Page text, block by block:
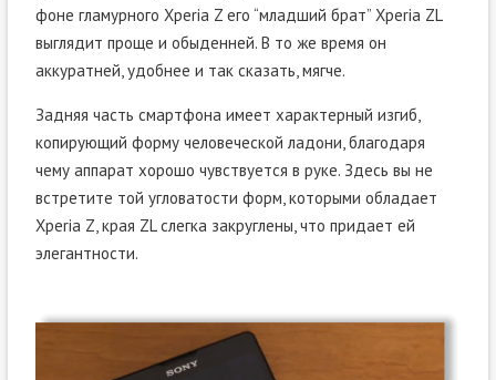
фоне гламурного Xperia Z его “младший брат” Xperia ZL
выглядит проще и обыденней. В то же время он
аккуратней, удобнее и так сказать, мягче.
Задняя часть смартфона имеет характерный изгиб,
копирующий форму человеческой ладони, благодаря
чему аппарат хорошо чувствуется в руке. Здесь вы не
встретите той угловатости форм, которыми обладает
Xperia Z, края ZL слегка закруглены, что придает ей
элегантности.